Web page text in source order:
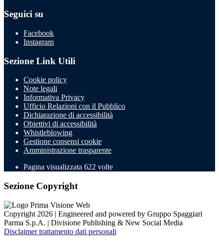
Seguici su
Facebook
Instagram
Sezione Link Utili
Cookie policy
Note legali
Informativa Privacy
Ufficio Relazioni con il Pubblico
Dichiarazione di accessibilità
Obiettivi di accessibilità
Whistleblowing
Gestione consensi cookie
Amministrazione trasparente
Pagina visualizzata 622 volte
Sezione Copyright
Copyright 2026 | Engineered and powered by Gruppo Spaggiari
Parma S.p.A. | Divisione Publishing & New Social Media
Disclaimer trattamento dati personali